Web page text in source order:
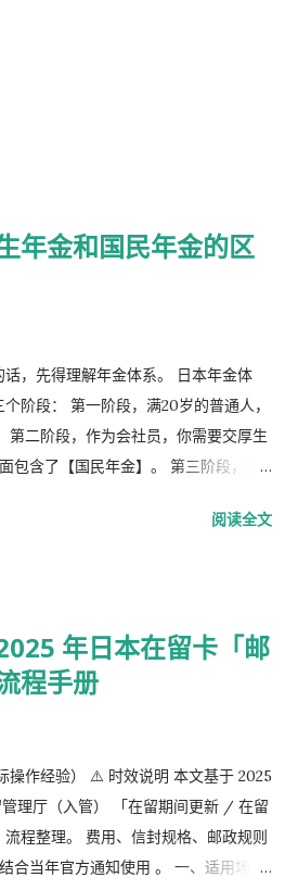
年金和国民年金的区
，先得理解年金体系。 日本年金体
阶段： 第一阶段，满20岁的普通人，
第二阶段，作为会社员，你需要交厚生
包含了【国民年金】。 第三阶段，究
岁以上60岁未满农业者，自营业者，
阅读全文
年日本在留卡「邮
程手册
操作经验） ⚠️ 时效说明 本文基于 2025
理厅（入管） 「在留期间更新 / 在留
程整理。 费用、信封规格、邮政规则
合当年官方通知使用 。 一、适用场景